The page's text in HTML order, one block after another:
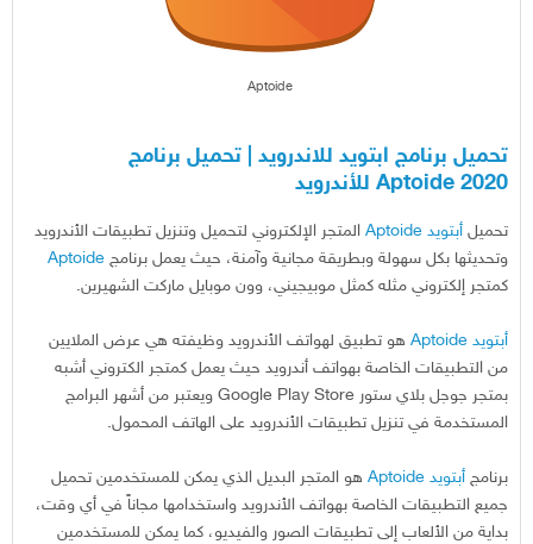
Aptoide
تحميل برنامج ابتويد للاندرويد | تحميل برنامج
2020 Aptoide للأندرويد
تحميل أبتويد Aptoide المتجر الإلكتروني لتحميل وتنزيل تطبيقات الأندرويد
وتحديثها بكل سهولة وبطريقة مجانية وآمنة، حيث يعمل برنامج Aptoide
كمتجر إلكتروني مثله كمثل موبيجيني، وون موبايل ماركت الشهيرين.
أبتويد Aptoide هو تطبيق لهواتف الأندرويد وظيفته هي عرض الملايين
من التطبيقات الخاصة بهواتف أندرويد حيث يعمل كمتجر الكتروني أشبه
بمتجر جوجل بلاي ستور Google Play Store ويعتبر من أشهر البرامج
المستخدمة في تنزيل تطبيقات الأندرويد على الهاتف المحمول.
برنامج أبتويد Aptoide هو المتجر البديل الذي يمكن للمستخدمين تحميل
جميع التطبيقات الخاصة بهواتف الأندرويد واستخدامها مجاناً في أي وقت،
بداية من الألعاب إلى تطبيقات الصور والفيديو، كما يمكن للمستخدمين